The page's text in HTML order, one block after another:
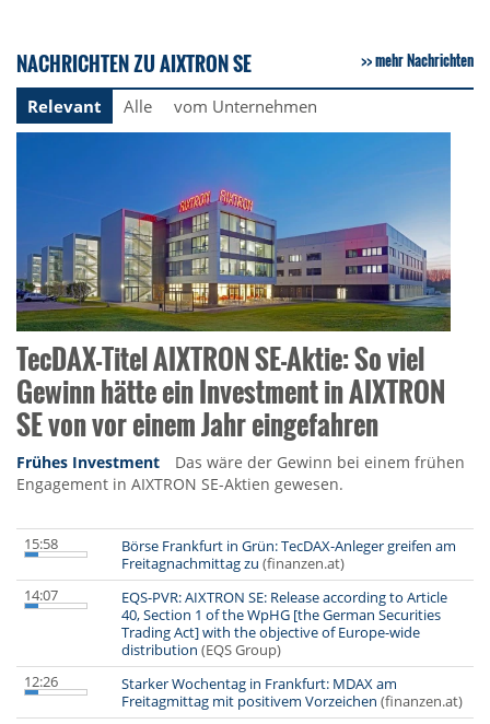
NACHRICHTEN ZU AIXTRON SE mehr Nachrichten
Relevant Alle vom Unternehmen
TecDAX-Titel AIXTRON SE-Aktie: So viel
Gewinn hätte ein Investment in AIXTRON
SE von vor einem Jahr eingefahren
Frühes Investment
Das wäre der Gewinn bei einem frühen
Engagement in AIXTRON SE-Aktien gewesen.
15:58
Börse Frankfurt in Grün: TecDAX-Anleger greifen am
Freitagnachmittag zu (finanzen.at)
14:07
EQS-PVR: AIXTRON SE: Release according to Article
40, Section 1 of the WpHG [the German Securities
Trading Act] with the objective of Europe-wide
distribution (EQS Group)
12:26
Starker Wochentag in Frankfurt: MDAX am
Freitagmittag mit positivem Vorzeichen (finanzen.at)